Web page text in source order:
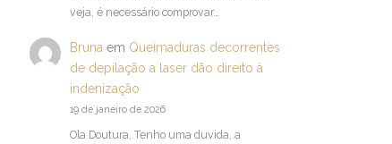
veja, é necessário comprovar…
Bruna em Queimaduras decorrentes
de depilação a laser dão direito à
indenização
19 de janeiro de 2026
Ola Doutura, Tenho uma duvida, a